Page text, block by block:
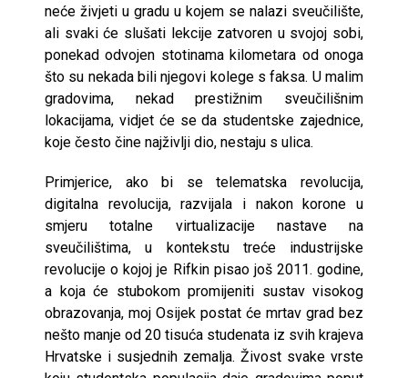
neće živjeti u gradu u kojem se nalazi sveučilište,
ali svaki će slušati lekcije zatvoren u svojoj sobi,
ponekad odvojen stotinama kilometara od onoga
što su nekada bili njegovi kolege s faksa. U malim
gradovima, nekad prestižnim sveučilišnim
lokacijama, vidjet će se da studentske zajednice,
koje često čine najživlji dio, nestaju s ulica.
Primjerice, ako bi se telematska revolucija,
digitalna revolucija, razvijala i nakon korone u
smjeru totalne virtualizacije nastave na
sveučilištima, u kontekstu treće industrijske
revolucije o kojoj je Rifkin pisao još 2011. godine,
a koja će stubokom promijeniti sustav visokog
obrazovanja, moj Osijek postat će mrtav grad bez
nešto manje od 20 tisuća studenata iz svih krajeva
Hrvatske i susjednih zemalja. Živost svake vrste